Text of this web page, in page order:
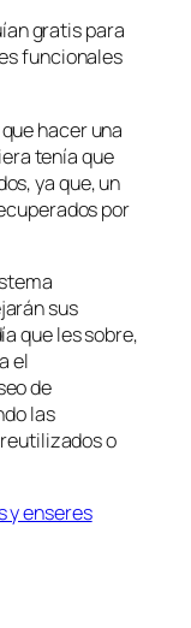
gratis para
funcionales
hacer una
tenía que
ya que, un
por
sus
que les sobre,
el
de
las
o
y enseres